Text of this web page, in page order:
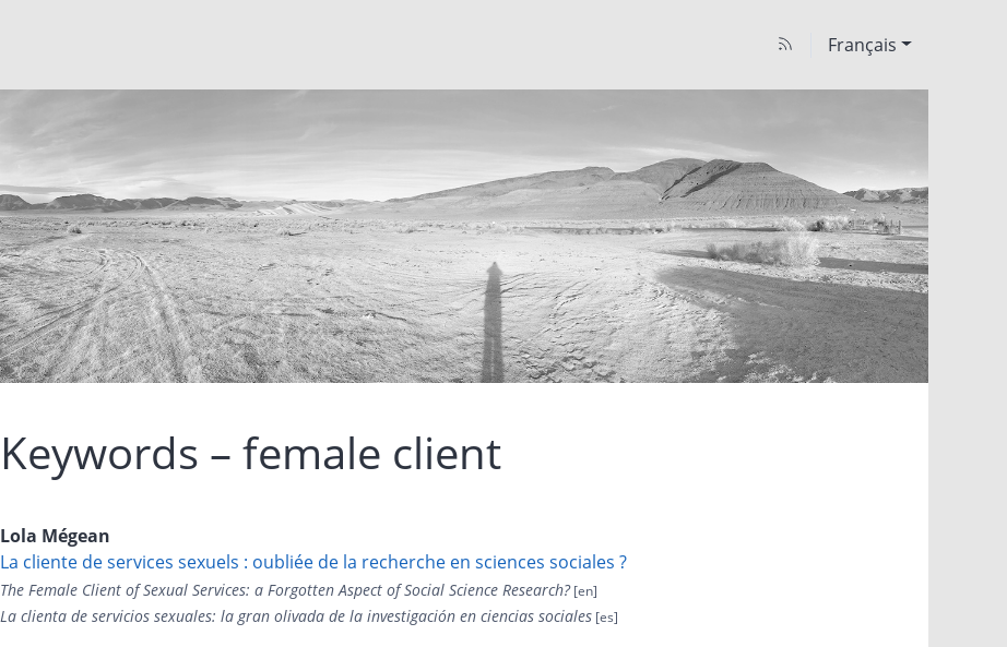
Français
Keywords – female client
Lola Mégean
La cliente de services sexuels : oubliée de la recherche en sciences sociales ?
The Female Client of Sexual Services: a Forgotten Aspect of Social Science Research?
La clienta de servicios sexuales: la gran olivada de la investigación en ciencias sociales